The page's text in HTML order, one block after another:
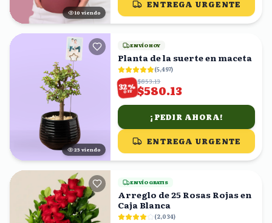
10 viendo
ENTREGA URGENTE
25 viendo
ENVÍO HOY
Planta de la suerte en maceta
(5,497)
32%
OFF
$853.13
$580.13
¡PEDIR AHORA!
ENTREGA URGENTE
ENVÍO GRATIS
Arreglo de 25 Rosas Rojas en
Caja Blanca
(2,034)